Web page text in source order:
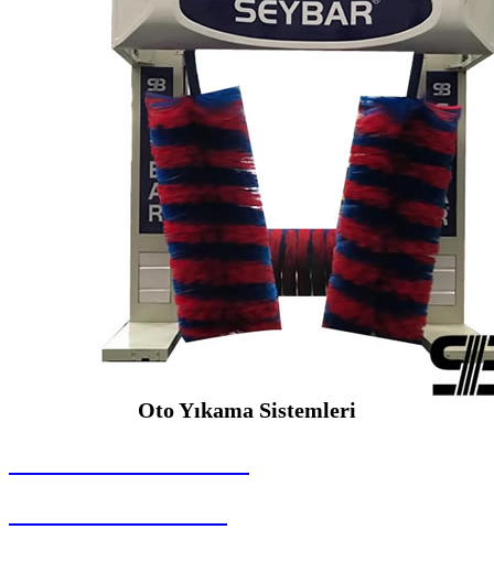
Oto Yıkama Sistemleri